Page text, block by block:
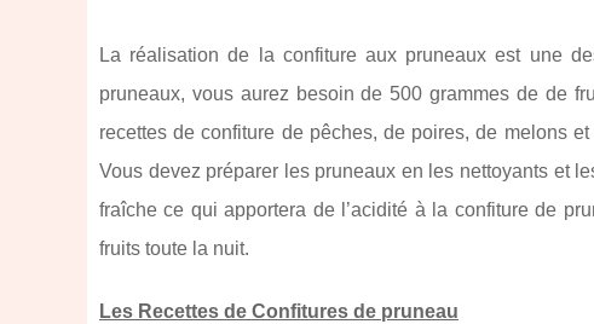
La réalisation de la confiture aux pruneaux est une
pruneaux, vous aurez besoin de 500 grammes de de
recettes de confiture de pêches, de poires, de melons
Vous devez préparer les pruneaux en les nettoyants et
fraîche ce qui apportera de l’acidité à la confiture de
fruits toute la nuit.
Les Recettes de Confitures de pruneau